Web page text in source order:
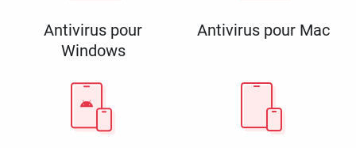
Antivirus pour
Windows
Antivirus pour Mac